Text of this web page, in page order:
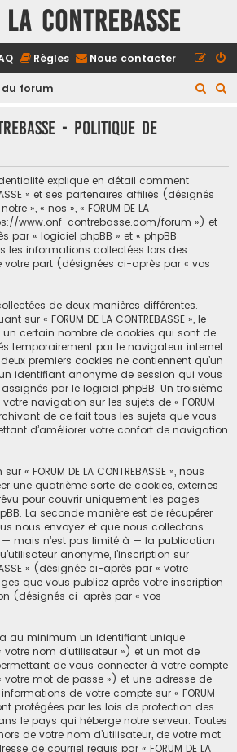
CONTREBASSE
Règles Nous contacter
forum
r
- Politique de
explique en détail comment
» et ses partenaires affiliés (désignés
», « nos », « FORUM DE LA
www.onf-contrebasse.com/forum ») et
par « logiciel phpBB » et « phpBB
les informations collectées lors des
votre part (désignées ci-après par « vos
de deux manières différentes.
sur « FORUM DE LA CONTREBASSE », le
un certain nombre de cookies qui sont de
temporairement par le navigateur internet
premiers cookies ne contiennent qu’un
identifiant anonyme de session qui vous
par le logiciel phpBB. Un troisième
navigation sur les sujets de « FORUM
archivant de ce fait tous les sujets que vous
d’améliorer votre confort de navigation
« FORUM DE LA CONTREBASSE », nous
une quatrième sorte de cookies, externes
pour couvrir uniquement les pages
La seconde manière est de récupérer
nous envoyez et que nous collectons.
— mais n’est pas limité à — la publication
anonyme, l’inscription sur
» (désignée ci-après par « votre
que vous publiez après votre inscription
(désignés ci-après par « vos
au minimum un identifiant unique
nom d’utilisateur ») et un mot de
de vous connecter à votre compte
mot de passe ») et une adresse de
de votre compte sur « FORUM
sont protégées par les lois de protection des
le pays qui héberge notre serveur. Toutes
de votre nom d’utilisateur, de votre mot
de courriel requis par « FORUM DE LA